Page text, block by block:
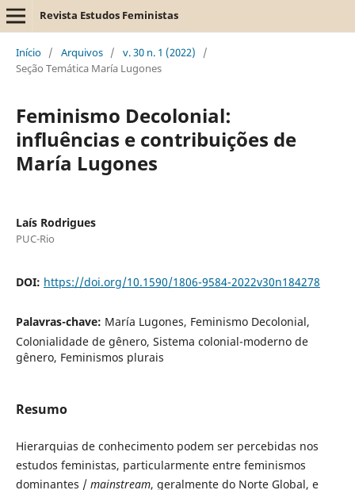
Revista Estudos Feministas
Início / Arquivos / v. 30 n. 1 (2022)
/
Seção Temática María Lugones
Feminismo Decolonial:
influências e contribuições de
María Lugones
Laís Rodrigues
PUC-Rio
DOI: https://doi.org/10.1590/1806-9584-2022v30n184278
Palavras-chave: María Lugones, Feminismo Decolonial,
Colonialidade de gênero, Sistema colonial-moderno de
gênero, Feminismos plurais
Resumo
Hierarquias de conhecimento podem ser percebidas nos
estudos feministas, particularmente entre feminismos
dominantes / mainstream, geralmente do Norte Global, e